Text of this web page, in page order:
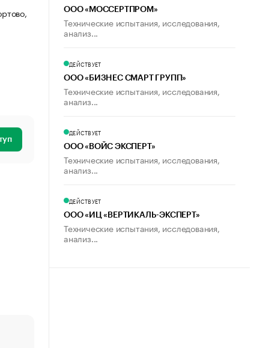
ООО «МОССЕРТПРОМ»
Технические испытания, исследования,
анализ...
ДЕЙСТВУЕТ
ООО «БИЗНЕС СМАРТ ГРУПП»
Технические испытания, исследования,
анализ...
ДЕЙСТВУЕТ
ООО «ВОЙС ЭКСПЕРТ»
Технические испытания, исследования,
анализ...
ДЕЙСТВУЕТ
ООО «ИЦ «ВЕРТИКАЛЬ-ЭКСПЕРТ»
Технические испытания, исследования,
анализ...